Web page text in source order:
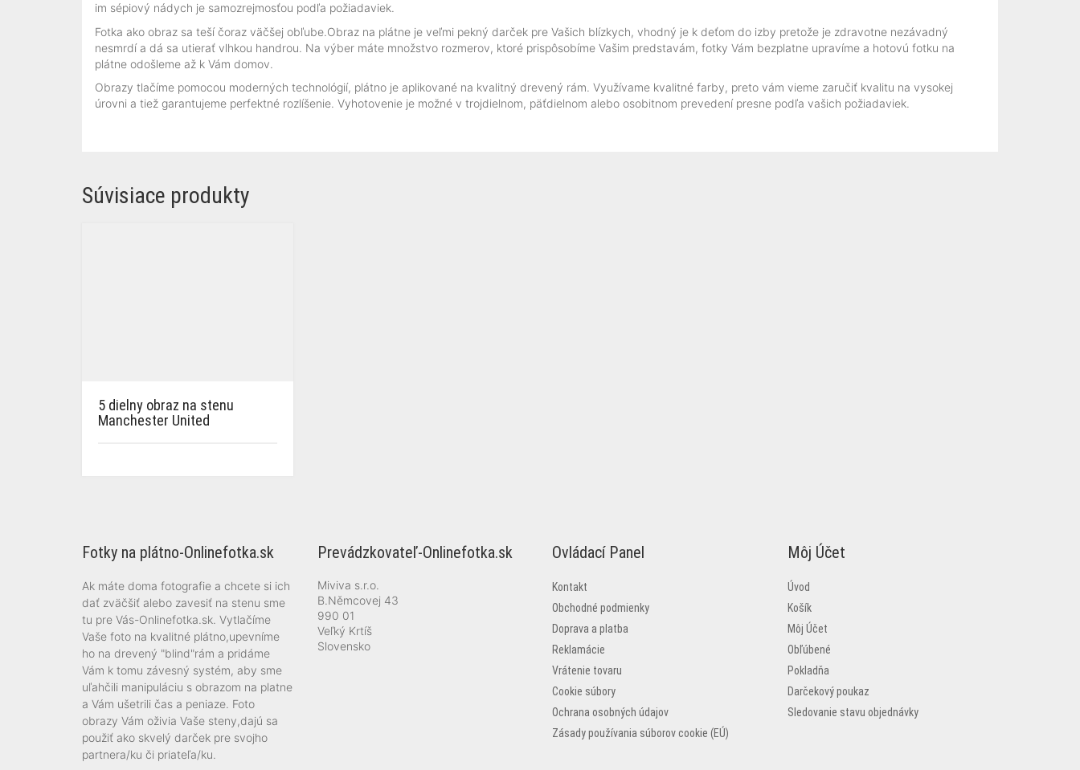
im sépiový nádych je samozrejmosťou podľa požiadaviek.
Fotka ako obraz sa teší čoraz väčšej obľube.Obraz na plátne je veľmi pekný darček pre Vašich blízkych, vhodný je k deťom do izby pretože je zdravotne nezávadný
nesmrdí a dá sa utierať vlhkou handrou. Na výber máte množstvo rozmerov, ktoré prispôsobíme Vašim predstavám, fotky Vám bezplatne upravíme a hotovú fotku na
plátne odošleme až k Vám domov.
Obrazy tlačíme pomocou moderných technológií, plátno je aplikované na kvalitný drevený rám. Využívame kvalitné farby, preto vám vieme zaručiť kvalitu na vysokej
úrovni a tiež garantujeme perfektné rozlíšenie. Vyhotovenie je možné v trojdielnom, päťdielnom alebo osobitnom prevedení presne podľa vašich požiadaviek.
Súvisiace produkty
5 dielny obraz na stenu
Manchester United
Fotky na plátno-Onlinefotka.sk
Ak máte doma fotografie a chcete si ich
dať zväčšiť alebo zavesiť na stenu sme
tu pre Vás-Onlinefotka.sk. Vytlačíme
Vaše foto na kvalitné plátno,upevníme
ho na drevený "blind"rám a pridáme
Vám k tomu závesný systém, aby sme
uľahčili manipuláciu s obrazom na platne
a Vám ušetrili čas a peniaze. Foto
obrazy Vám oživia Vaše steny,dajú sa
použiť ako skvelý darček pre svojho
partnera/ku či priateľa/ku.
Prevádzkovateľ-Onlinefotka.sk
Miviva s.r.o.
B.Němcovej 43
990 01
Veľký Krtíš
Slovensko
Ovládací Panel
Kontakt
Obchodné podmienky
Doprava a platba
Reklamácie
Vrátenie tovaru
Cookie súbory
Ochrana osobných údajov
Zásady používania súborov cookie (EÚ)
Môj Účet
Úvod
Košík
Môj Účet
Obľúbené
Pokladňa
Darčekový poukaz
Sledovanie stavu objednávky